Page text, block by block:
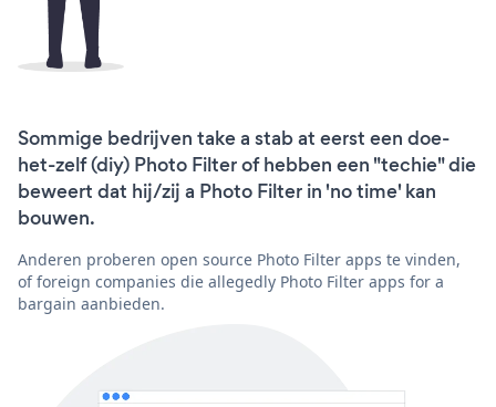
Sommige bedrijven take a stab at eerst een doe-
het-zelf (diy) Photo Filter of hebben een "techie" die
beweert dat hij/zij a Photo Filter in 'no time' kan
bouwen.
Anderen proberen open source Photo Filter apps te vinden,
of foreign companies die allegedly Photo Filter apps for a
bargain aanbieden.